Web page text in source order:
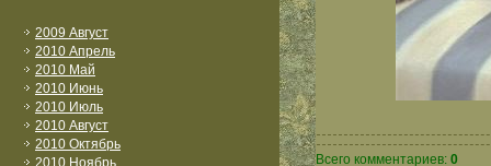
2009 Август
2010 Апрель
2010 Май
2010 Июнь
2010 Июль
2010 Август
2010 Октябрь
2010 Ноябрь
Всего комментариев: 0